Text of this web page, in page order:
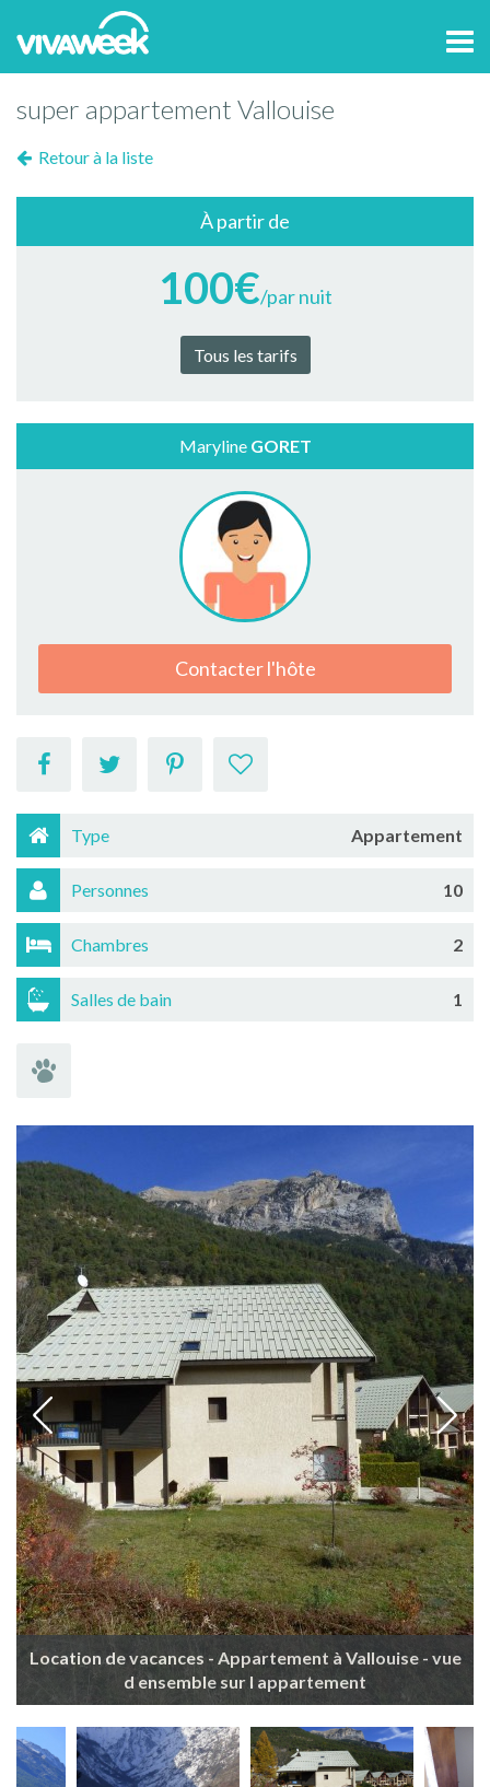
super appartement Vallouise
Retour à la liste
À partir de
100€/par nuit
Tous les tarifs
Maryline GORET
Contacter l'hôte
Type Appartement
Personnes 10
Chambres 2
Salles de bain 1
Location de vacances - Appartement à Vallouise - vue
d ensemble sur l appartement